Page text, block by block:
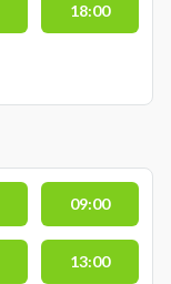
18:00
09:00
13:00